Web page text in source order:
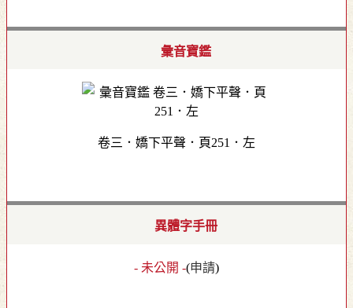
彙音寶鑑
卷三．嬌下平聲．頁251．左
異體字手冊
- 未公開 -(申請)